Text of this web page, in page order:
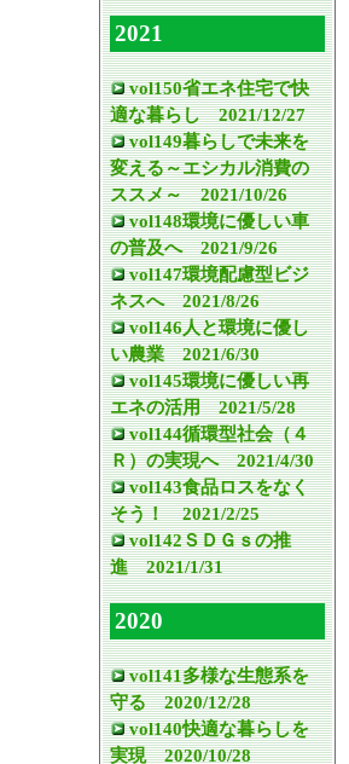
2021
vol150省エネ住宅で快
適な暮らし 2021/12/27
vol149暮らしで未来を
変える～エシカル消費の
ススメ～ 2021/10/26
vol148環境に優しい車
の普及へ 2021/9/26
vol147環境配慮型ビジ
ネスへ 2021/8/26
vol146人と環境に優し
い農業 2021/6/30
vol145環境に優しい再
エネの活用 2021/5/28
vol144循環型社会（４
Ｒ）の実現へ 2021/4/30
vol143食品ロスをなく
そう！ 2021/2/25
vol142ＳＤＧｓの推
進 2021/1/31
2020
vol141多様な生態系を
守る 2020/12/28
vol140快適な暮らしを
実現 2020/10/28